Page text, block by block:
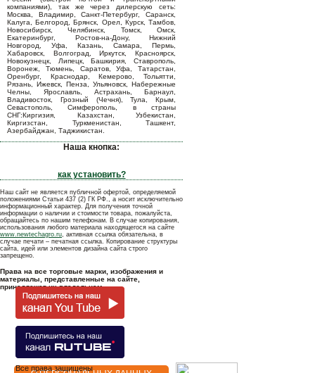
компаниями), так же через дилерскую сеть:
Москва, Владимир, Санкт-Петербург, Саранск,
Калуга, Белгород, Брянск, Орел, Курск, Тамбов,
Новосибирск, Челябинск, Томск, Омск,
Екатеринбург, Ростов-на-Дону, Нижний
Новгород, Уфа, Казань, Самара, Пермь,
Хабаровск, Волгоград, Иркутск, Красноярск,
Новокузнецк, Липецк, Башкирия, Ставрополь,
Воронеж, Тюмень, Саратов, Уфа, Татарстан,
Оренбург, Краснодар, Кемерово, Тольятти,
Рязань, Ижевск, Пенза, Ульяновск, Набережные
Челны, Ярославль, Астрахань, Барнаул,
Владивосток, Грозный (Чечня), Тула, Крым,
Севастополь, Симферополь, в страны
СНГ:Киргизия, Казахстан, Узбекистан,
Киргизстан, Туркменистан, Ташкент,
Азербайджан, Таджикистан.
Наша кнопка:
как установить?
Наш сайт не является публичной офертой, определяемой
положениями Статьи 437 (2) ГК РФ., а носит исключительно
информационный характер. Для получения точной
информации о наличии и стоимости товара, пожалуйста,
обращайтесь по нашим телефонам. В случае копирования,
использования любого материала находящегося на сайте
www.newtechagro.ru, активная ссылка обязательна, в
случае печати – печатная ссылка. Копирование структуры
сайта, идей или элементов дизайна сайта строго
запрещено.
Права на все торговые марки, изображения и
материалы, представленные на сайте,
принадлежат их владельцам.
Все права защищены